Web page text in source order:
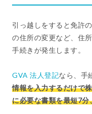
引っ越しをすると免許
の住所の変更など、住
手続きが発生します。
GVA 法人登記なら、手
情報を入力するだけで
に必要な書類を最短7分